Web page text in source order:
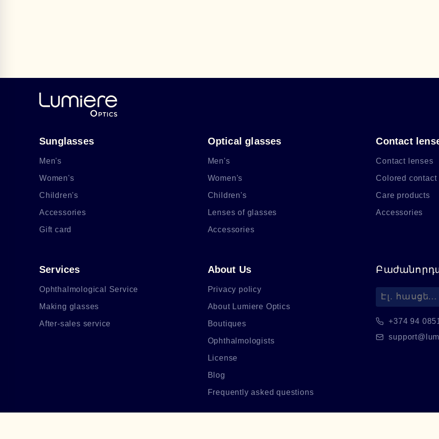
Sunglasses
Men's
Women's
Children's
Accessories
Gift card
Optical glasses
Men's
Women's
Children's
Lenses of glasses
Accessories
Contact
Contact lenses
Colored contact
Care products
Accessories
Services
Ophthalmological Service
Making glasses
After-sales service
About Us
Privacy policy
About Lumiere Optics
Boutiques
Ophthalmologists
License
Blog
Frequently asked questions
+374 94